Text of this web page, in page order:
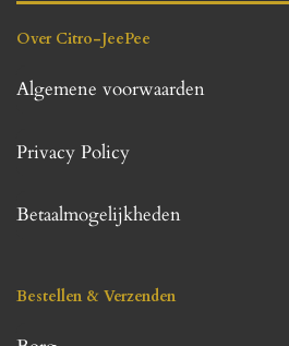
Over Citro-JeePee
Algemene voorwaarden
Privacy Policy
Betaalmogelijkheden
Bestellen & Verzenden